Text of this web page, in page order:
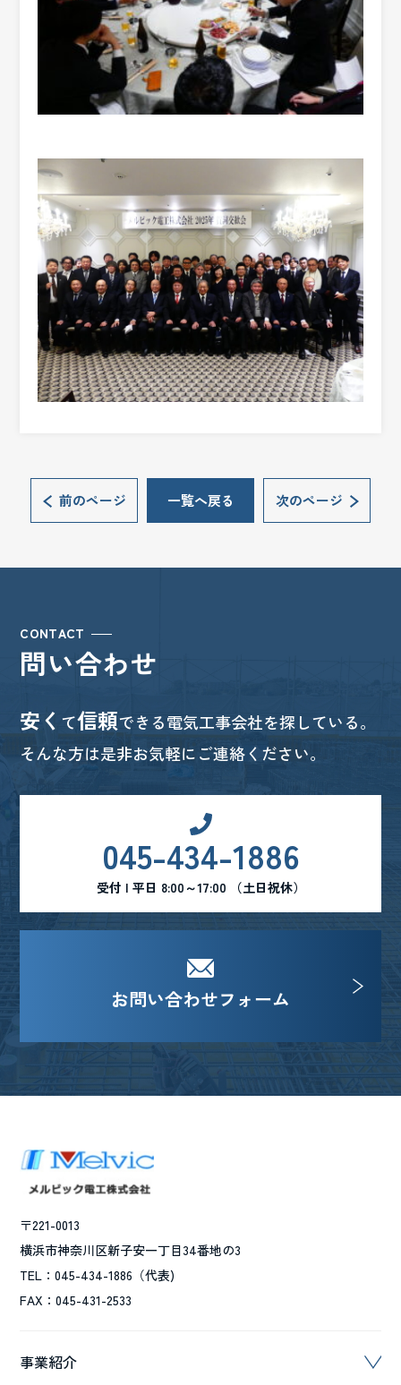
前のページ 一覧へ戻る 次のページ
CONTACT
問い合わせ
安く て信頼できる電気工事会社を探している。
そんな方は是非お気軽にご連絡ください。
045-434-1886
受付 | 平日 8:00～17:00 （土日祝休）
お問い合わせフォーム
〒221-0013
横浜市神奈川区新子安一丁目34番地の3
TEL：045-434-1886（代表)
FAX：045-431-2533
事業紹介